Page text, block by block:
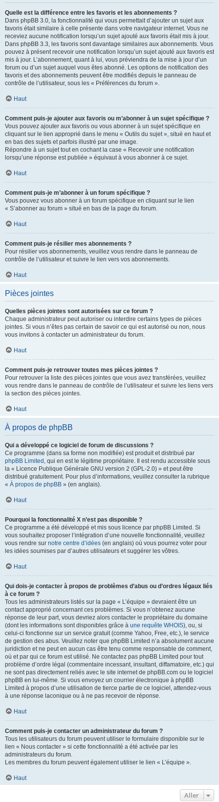
Quelle est la différence entre les favoris et les abonnements ?
Dans phpBB 3.0, la fonctionnalité qui vous permettait d’ajouter un sujet aux
favoris était similaire à celle présente dans votre navigateur internet. Vous ne
receviez aucune notification lorsqu’un sujet ajouté aux favoris était mis à jour.
Dans phpBB 3.3, les favoris sont davantage similaires aux abonnements. Vous
pouvez à présent recevoir une notification lorsqu’un sujet ajouté aux favoris est
mis à jour. L’abonnement, quant à lui, vous préviendra de la mise à jour d’un
forum ou d’un sujet auquel vous êtes abonné. Les options de notification des
favoris et des abonnements peuvent être modifiés depuis le panneau de
contrôle de l’utilisateur, sous les « Préférences du forum ».
Haut
Comment puis-je ajouter aux favoris ou m’abonner à un sujet spécifique ?
Vous pouvez ajouter aux favoris ou vous abonner à un sujet spécifique en
cliquant sur le lien approprié dans le menu « Outils du sujet », situé en haut et
en bas des sujets et parfois illustré par une image.
Répondre à un sujet tout en cochant la case « Recevoir une notification
lorsqu’une réponse est publiée » équivaut à vous abonner à ce sujet.
Haut
Comment puis-je m’abonner à un forum spécifique ?
Vous pouvez vous abonner à un forum spécifique en cliquant sur le lien
« S’abonner au forum » situé en bas de la page du forum.
Haut
Comment puis-je résilier mes abonnements ?
Pour résilier vos abonnements, veuillez vous rendre dans le panneau de
contrôle de l’utilisateur et suivre le lien vers vos abonnements.
Haut
Pièces jointes
Quelles pièces jointes sont autorisées sur ce forum ?
Chaque administrateur peut autoriser ou interdire certains types de pièces
jointes. Si vous n’êtes pas certain de savoir ce qui est autorisé ou non, nous
vous invitons à contacter un administrateur du forum.
Haut
Comment puis-je retrouver toutes mes pièces jointes ?
Pour retrouver la liste des pièces jointes que vous avez transférées, veuillez
vous rendre dans le panneau de contrôle de l’utilisateur et suivre les liens vers
la section des pièces jointes.
Haut
À propos de phpBB
Qui a développé ce logiciel de forum de discussions ?
Ce programme (dans sa forme non modifiée) est produit et distribué par
phpBB Limited , qui en est le légitime propriétaire. Il est rendu accessible sous
la « Licence Publique Générale GNU version 2 (GPL-2.0) » et peut être
distribué gratuitement. Pour plus d’informations, veuillez consulter la rubrique
« À propos de phpBB » (en anglais).
Haut
Pourquoi la fonctionnalité X n’est pas disponible ?
Ce programme a été développé et mis sous licence par phpBB Limited. Si
vous souhaitez proposer l’intégration d’une nouvelle fonctionnalité, veuillez
vous rendre sur notre centre d’idées (en anglais) où vous pourrez voter pour
les idées soumises par d’autres utilisateurs et suggérer les vôtres.
Haut
Qui dois-je contacter à propos de problèmes d’abus ou d’ordres légaux liés
à ce forum ?
Tous les administrateurs listés sur la page « L’équipe » devraient être un
contact approprié concernant ces problèmes. Si vous n’obtenez aucune
réponse de leur part, vous devriez alors contacter le propriétaire du domaine
(dont les informations sont disponibles grâce à une requête WHOIS), ou, si
celui-ci fonctionne sur un service gratuit (comme Yahoo, Free, etc.), le service
de gestion des abus. Veuillez noter que phpBB Limited n’a absolument aucune
juridiction et ne peut en aucun cas être tenu comme responsable de comment,
où et par qui ce forum est utilisé. Ne contactez pas phpBB Limited pour tout
problème d’ordre légal (commentaire incessant, insultant, diffamatoire, etc.) qui
ne sont pas directement reliés avec le site internet de phpBB.com ou le logiciel
phpBB en lui-même. Si vous envoyez un courrier électronique à phpBB
Limited à propos d’une utilisation de tierce partie de ce logiciel, attendez-vous
à une réponse laconique ou à ne pas recevoir de réponse.
Haut
Comment puis-je contacter un administrateur du forum ?
Tous les utilisateurs du forum peuvent utiliser le formulaire disponible sur le
lien « Nous contacter » si cette fonctionnalité a été activée par les
administrateurs du forum.
Les membres du forum peuvent également utiliser le lien « L’équipe ».
Haut
Aller